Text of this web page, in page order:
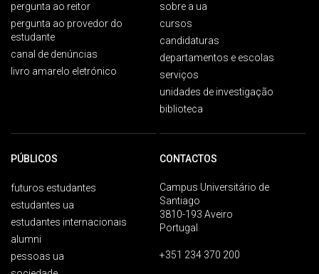
pergunta ao reitor
pergunta ao provedor do
estudante
canal de denúncias
livro amarelo eletrónico
sobre a ua
cursos
candidaturas
departamentos e escolas
serviços
unidades de investigação
biblioteca
PÚBLICOS
futuros estudantes
estudantes ua
estudantes internacionais
alumni
pessoas ua
CONTACTOS
Campus Universitário de
Santiago
3810-193 Aveiro
Portugal
+351 234 370 200